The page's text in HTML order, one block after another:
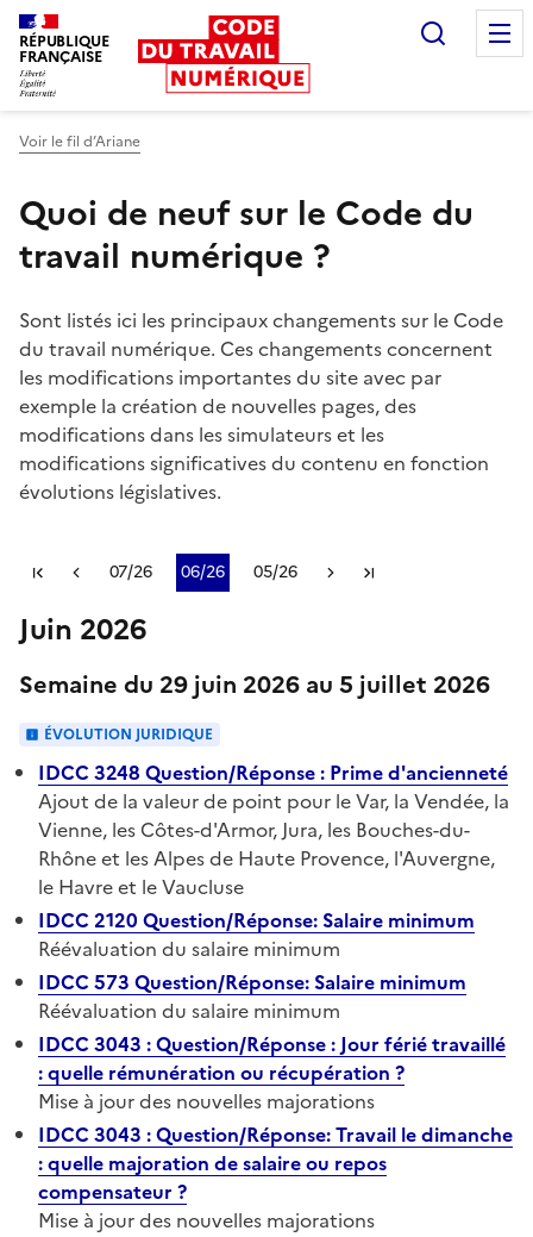
RÉPUBLIQUE
FRANÇAISE
Voir le fil d’Ariane
Quoi de neuf sur le Code du
travail numérique ?
Sont listés ici les principaux changements sur le Code
du travail numérique. Ces changements concernent
les modifications importantes du site avec par
exemple la création de nouvelles pages, des
modifications dans les simulateurs et les
modifications significatives du contenu en fonction
évolutions législatives.
Plus récent
07/26 06/26 05/26
Juin 2026
Semaine du 29 juin 2026 au 5 juillet 2026
ÉVOLUTION JURIDIQUE
IDCC 3248 Question/Réponse : Prime d'ancienneté
Ajout de la valeur de point pour le Var, la Vendée, la
Vienne, les Côtes-d'Armor, Jura, les Bouches-du-
Rhône et les Alpes de Haute Provence, l'Auvergne,
le Havre et le Vaucluse
IDCC 2120 Question/Réponse: Salaire minimum
Réévaluation du salaire minimum
IDCC 573 Question/Réponse: Salaire minimum
Réévaluation du salaire minimum
IDCC 3043 : Question/Réponse : Jour férié travaillé
: quelle rémunération ou récupération ?
Mise à jour des nouvelles majorations
IDCC 3043 : Question/Réponse: Travail le dimanche
: quelle majoration de salaire ou repos
compensateur ?
Mise à jour des nouvelles majorations